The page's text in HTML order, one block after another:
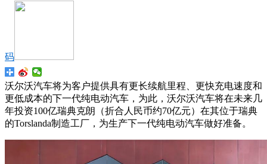
码
沃尔沃汽车将为客户提供具有更长续航里程、更快充电速度和
更低成本的下一代纯电动汽车，为此，沃尔沃汽车将在未来几
年投资100亿瑞典克朗（折合人民币约70亿元）在其位于瑞典
的Torslanda制造工厂，为生产下一代纯电动汽车做好准备。